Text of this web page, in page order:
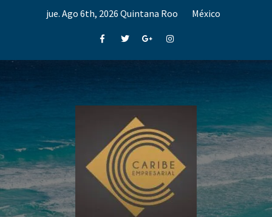
jue. Ago 6th, 2026 Quintana Roo México
FacebookTwitterGoogle+Instagram